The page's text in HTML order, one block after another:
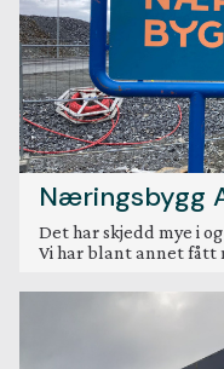
Næringsbygg
Det har skjedd mye i
Vi har blant annet fått